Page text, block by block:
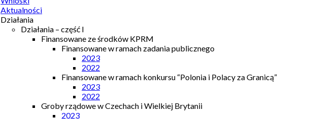
Aktualności
Działania
Działania – część I
Finansowane ze środków KPRM
Finansowane w ramach zadania publicznego
2023
2022
Finansowane w ramach konkursu “Polonia i Polacy za Granicą”
2023
2022
Groby rządowe w Czechach i Wielkiej Brytanii
2023